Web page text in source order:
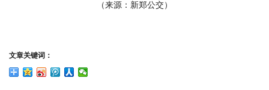
（来源：新郑公交）
文章关键词：